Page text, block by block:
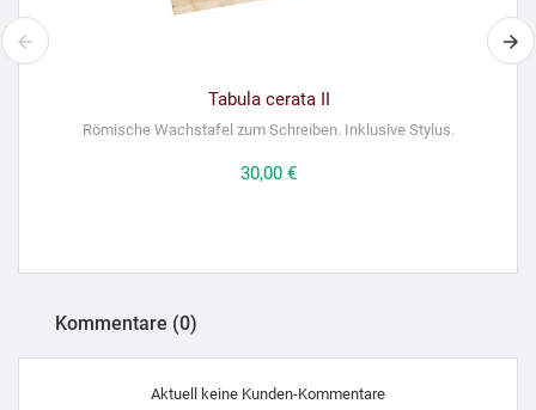
Tabula cerata II
Römische Wachstafel zum Schreiben. Inklusive Stylus.
Preis
30,00 €
Kommentare (0)
Aktuell keine Kunden-Kommentare